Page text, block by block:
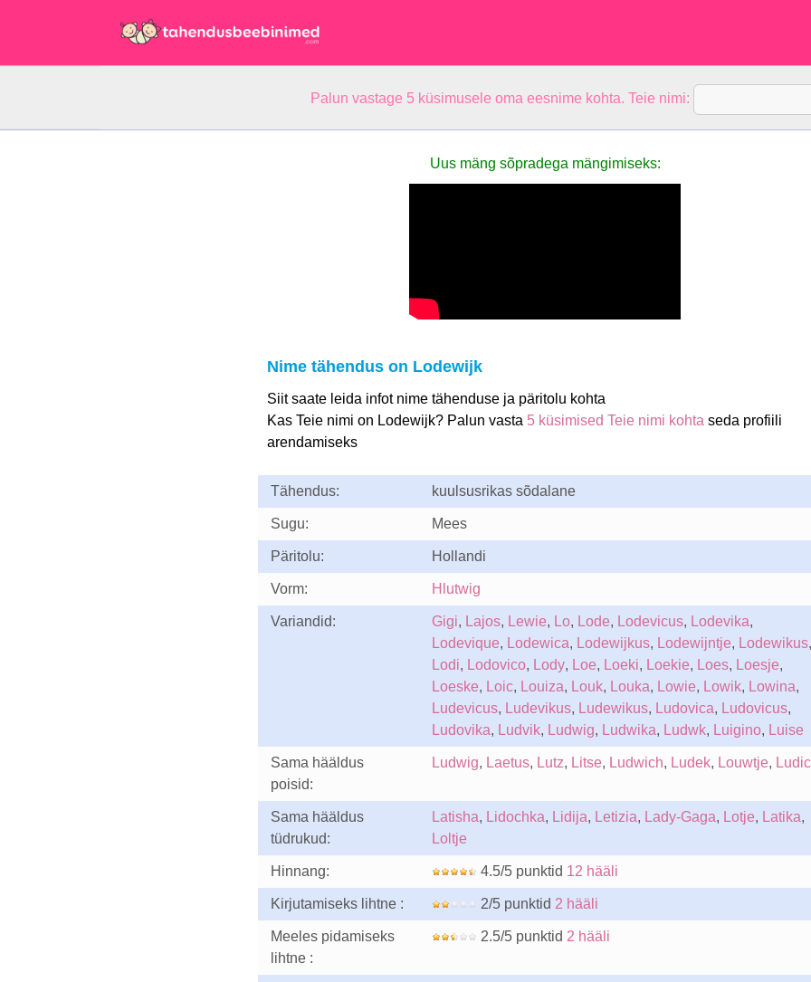
Palun vastage 5 küsimusele oma eesnime kohta. Teie nimi:
Uus mäng sõpradega mängimiseks:
Nime tähendus on Lodewijk
Siit saate leida infot nime tähenduse ja päritolu kohta
Kas Teie nimi on Lodewijk? Palun vasta 5 küsimised Teie nimi kohta seda profiili
arendamiseks
Tähendus: kuulsusrikas sõdalane
Sugu: Mees
Päritolu: Hollandi
Vorm: Hlutwig
Variandid: Gigi, Lajos, Lewie, Lo, Lode, Lodevicus, Lodevika,
Lodevique, Lodewica, Lodewijkus, Lodewijntje, Lodewikus,
Lodi, Lodovico, Lody, Loe, Loeki, Loekie, Loes, Loesje,
Loeske, Loic, Louiza, Louk, Louka, Lowie, Lowik, Lowina,
Ludevicus, Ludevikus, Ludewikus, Ludovica, Ludovicus,
Ludovika, Ludvik, Ludwig, Ludwika, Ludwk, Luigino, Luise
Sama hääldus
poisid:
Ludwig, Laetus, Lutz, Litse, Ludwich, Ludek, Louwtje,
Sama hääldus
tüdrukud:
Latisha, Lidochka, Lidija, Letizia, Lady-Gaga, Lotje, Latika,
Loltje
Hinnang: 4.5/5 punktid 12 hääli
Kirjutamiseks lihtne : 2/5 punktid 2 hääli
Meeles pidamiseks
lihtne :
2.5/5 punktid 2 hääli